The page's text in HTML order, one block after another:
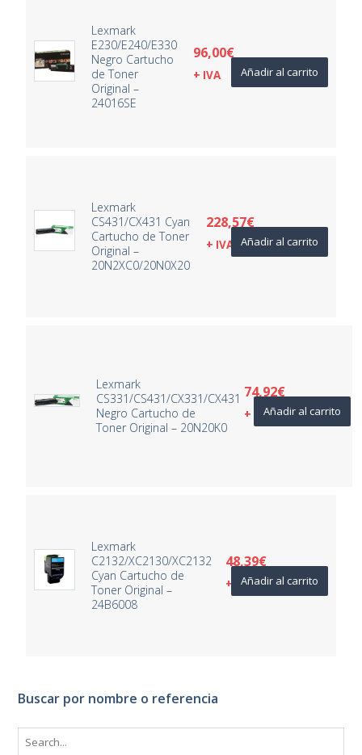
Lexmark
E230/E240/E330
Negro Cartucho
de Toner
Original –
24016SE
96,00€
+ IVA Añadir al carrito
Lexmark
CS431/CX431 Cyan
Cartucho de Toner
Original –
20N2XC0/20N0X20
228,57€
+ IVA Añadir al carrito
Lexmark
CS331/CS431/CX331/CX431
Negro Cartucho de
Toner Original – 20N20K0
74,92€
+ IVAAñadir al carrito
Lexmark
C2132/XC2130/XC2132
Cyan Cartucho de
Toner Original –
24B6008
48,39€
+ IVAAñadir al carrito
Buscar por nombre o referencia